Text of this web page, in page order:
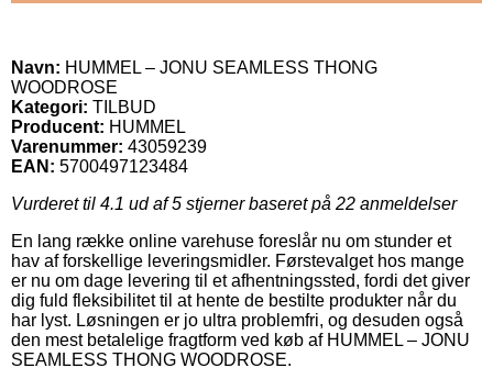
Navn: HUMMEL – JONU SEAMLESS THONG
WOODROSE
Kategori: TILBUD
Producent: HUMMEL
Varenummer: 43059239
EAN: 5700497123484
Vurderet til 4.1 ud af 5 stjerner baseret på 22 anmeldelser
En lang række online varehuse foreslår nu om stunder et
hav af forskellige leveringsmidler. Førstevalget hos mange
er nu om dage levering til et afhentningssted, fordi det giver
dig fuld fleksibilitet til at hente de bestilte produkter når du
har lyst. Løsningen er jo ultra problemfri, og desuden også
den mest betalelige fragtform ved køb af HUMMEL – JONU
SEAMLESS THONG WOODROSE.